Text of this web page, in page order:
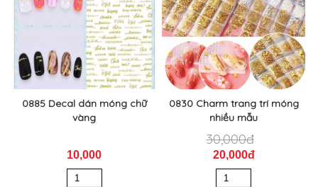
0885 Decal dán móng chữ
vàng
10,000
0830 Charm trang trí móng
nhiều mẫu
30,000đ
20,000đ